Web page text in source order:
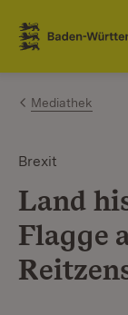
Zum Inhalt
Link zur
Mediathek
Brexit
Land
Flagge